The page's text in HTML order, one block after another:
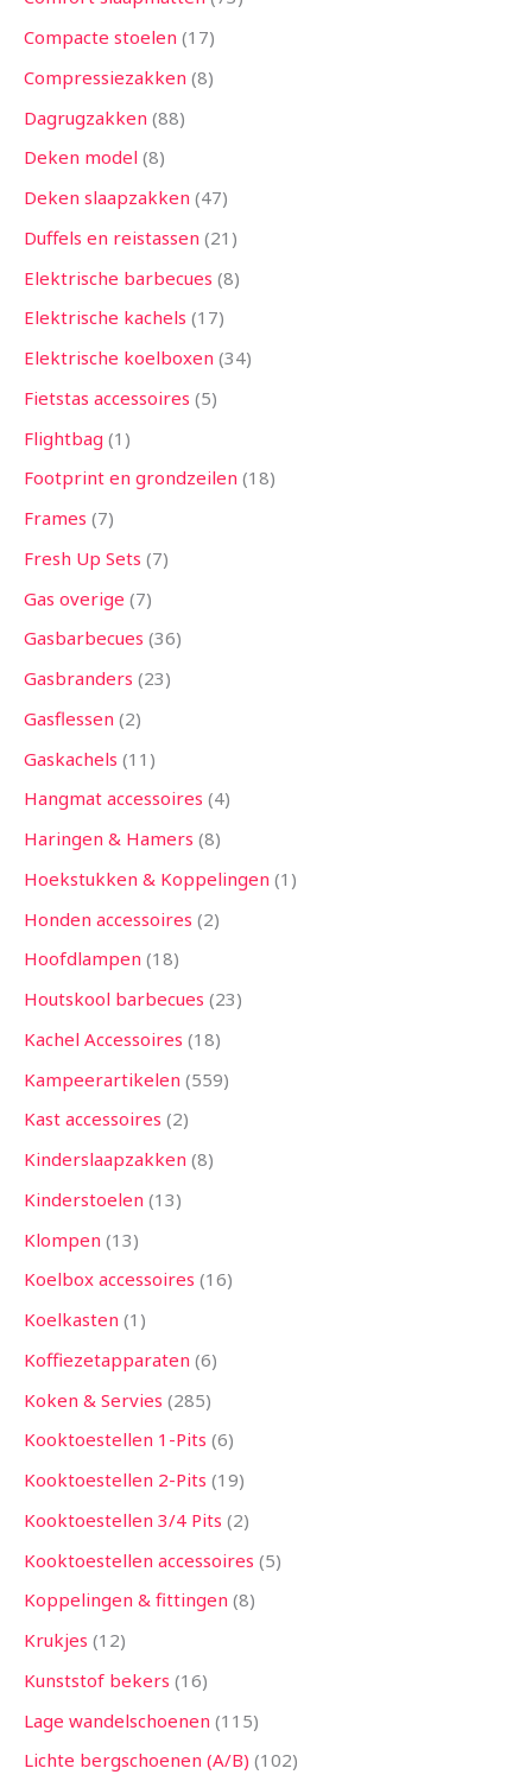
Compacte stoelen 17
Compressiezakken 8
Dagrugzakken 88
Deken model 8
Deken slaapzakken 47
Duffels en reistassen 21
Elektrische barbecues 8
Elektrische kachels 17
Elektrische koelboxen 34
Fietstas accessoires 5
Flightbag 1
Footprint en grondzeilen 18
Frames 7
Fresh Up Sets 7
Gas overige 7
Gasbarbecues 36
Gasbranders 23
Gasflessen 2
Gaskachels 11
Hangmat accessoires 4
Haringen & Hamers 8
Hoekstukken & Koppelingen 1
Honden accessoires 2
Hoofdlampen 18
Houtskool barbecues 23
Kachel Accessoires 18
Kampeerartikelen 559
Kast accessoires 2
Kinderslaapzakken 8
Kinderstoelen 13
Klompen 13
Koelbox accessoires 16
Koelkasten 1
Koffiezetapparaten 6
Koken & Servies 285
Kooktoestellen 1-Pits 6
Kooktoestellen 2-Pits 19
Kooktoestellen 3/4 Pits 2
Kooktoestellen accessoires 5
Koppelingen & fittingen 8
Krukjes 12
Kunststof bekers 16
Lage wandelschoenen 115
Lichte bergschoenen (A/B) 102